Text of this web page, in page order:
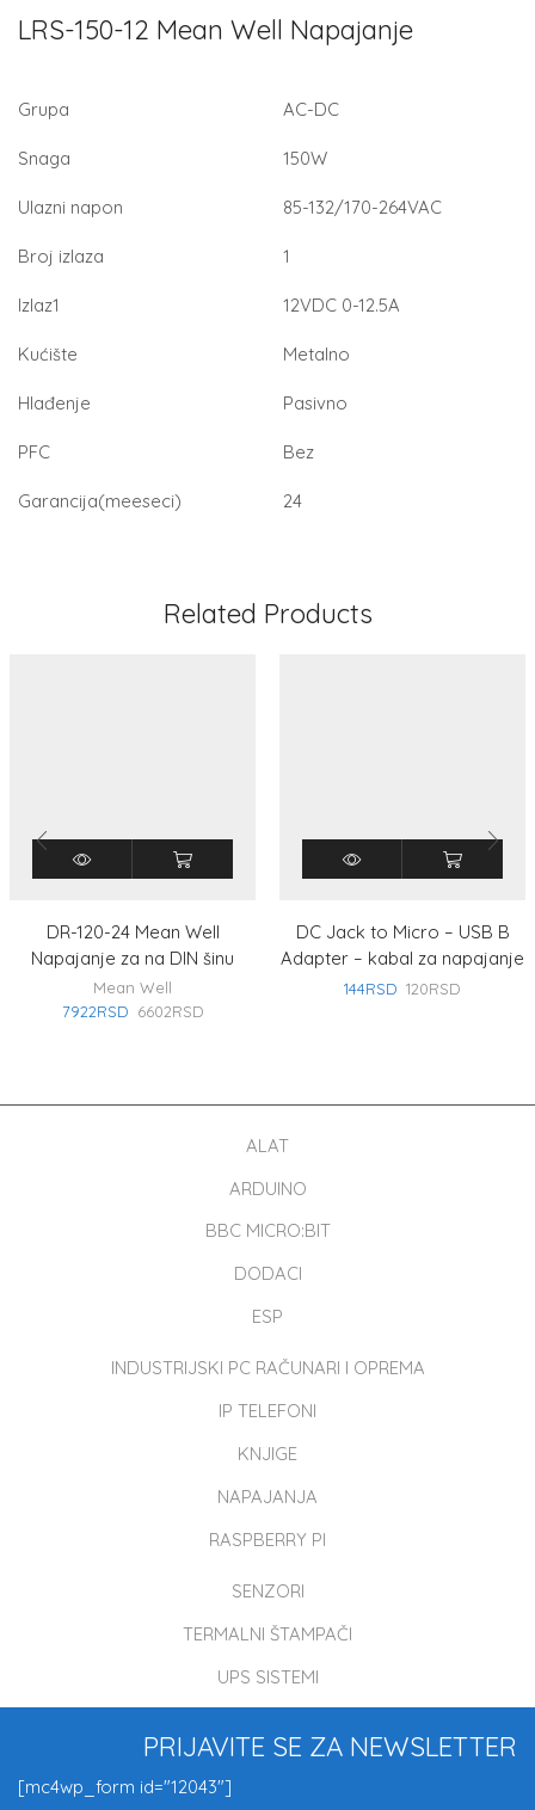
LRS-150-12 Mean Well Napajanje
Grupa AC-DC
Snaga 150W
Ulazni napon 85-132/170-264VAC
Broj izlaza 1
Izlaz1 12VDC 0-12.5A
Kućište Metalno
Hlađenje Pasivno
PFC Bez
Garancija(meeseci) 24
Related Products
DR-120-24 Mean Well
Napajanje za na DIN šinu
Mean Well
7922RSD 6602RSD
DC Jack to Micro – USB B
Adapter – kabal za napajanje
144RSD 120RSD
ALAT
ARDUINO
BBC MICRO:BIT
DODACI
ESP
INDUSTRIJSKI PC RAČUNARI I OPREMA
IP TELEFONI
KNJIGE
NAPAJANJA
RASPBERRY PI
SENZORI
TERMALNI ŠTAMPAČI
UPS SISTEMI
PRIJAVITE SE ZA NEWSLETTER
[mc4wp_form id="12043"]